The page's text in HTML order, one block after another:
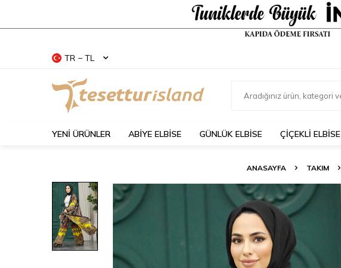
TR − TL
YENİ ÜRÜNLER ABİYE ELBİSE GÜNLÜK ELBİSE ÇIÇEKLI ELBISE
ANASAYFA TAKIM